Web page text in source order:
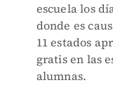
escuela los
donde es
11 estados
gratis en las
alumnas.